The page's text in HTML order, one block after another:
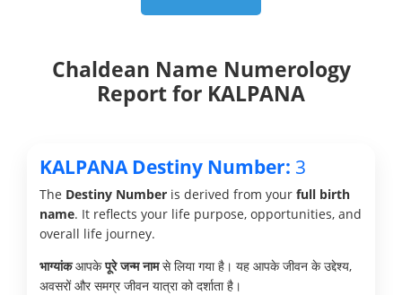
Chaldean Name Numerology
Report for KALPANA
KALPANA Destiny Number: 3
The Destiny Number is derived from your full birth
name. It reflects your life purpose, opportunities, and
overall life journey.
भाग्यांकआपकेपूरे जन्म नामसे लिया गया है। यह आपके जीवन के उद्देश्य,
अवसरों और समग्र जीवन यात्रा को दर्शाता है।